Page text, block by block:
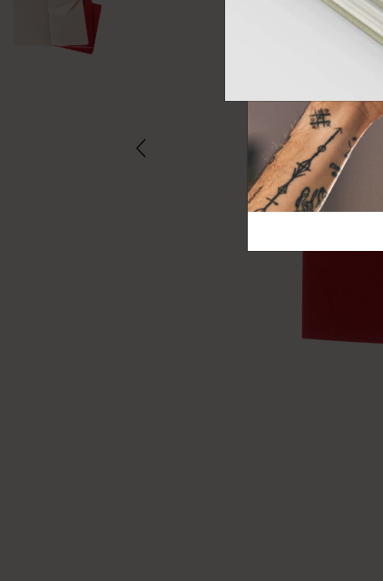
サブカテゴリ
サブカテゴリ